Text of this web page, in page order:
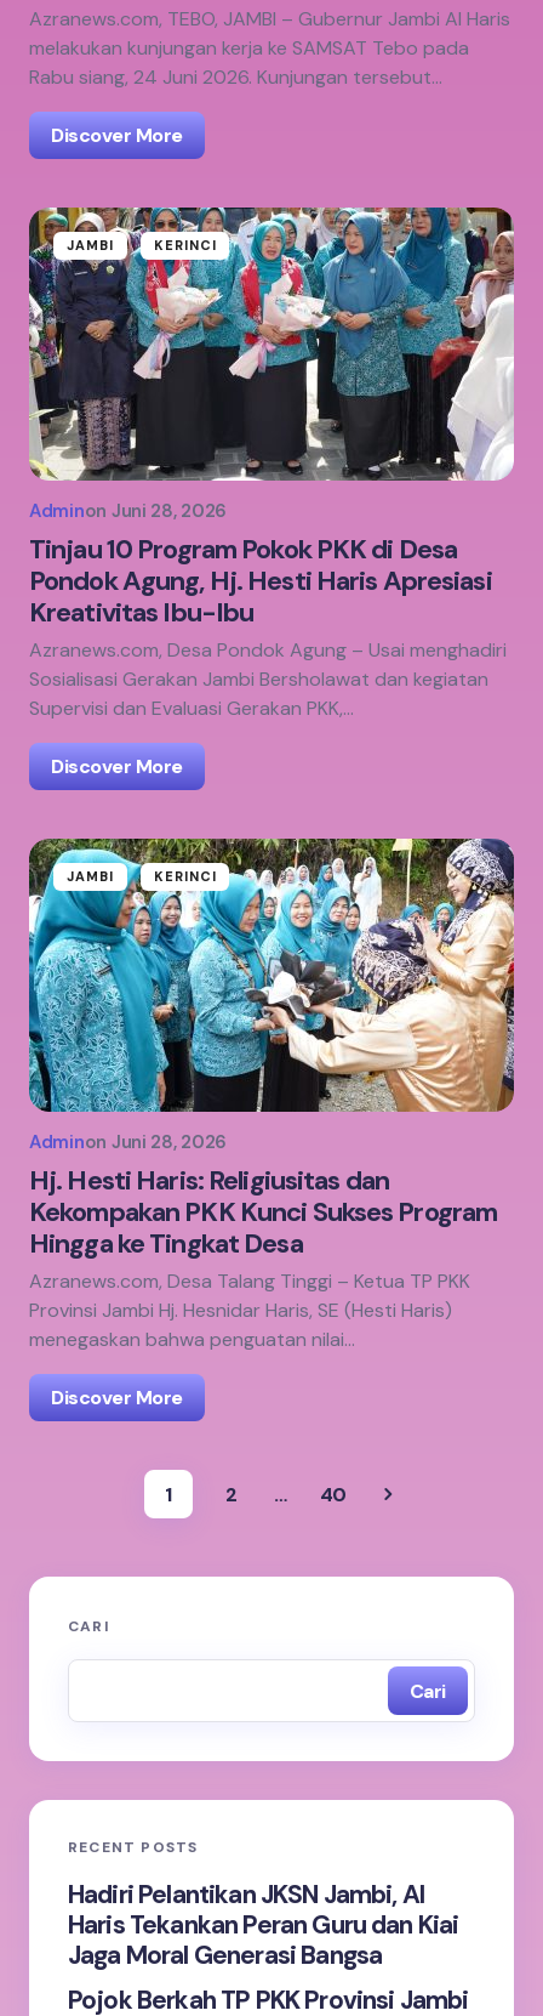
Azranews.com, TEBO, JAMBI – Gubernur Jambi Al Haris
melakukan kunjungan kerja ke SAMSAT Tebo pada
Rabu siang, 24 Juni 2026. Kunjungan tersebut…
Discover More
JAMBI KERINCI
Adminon Juni 28, 2026
Tinjau 10 Program Pokok PKK di Desa
Pondok Agung, Hj. Hesti Haris Apresiasi
Kreativitas Ibu-Ibu
Azranews.com, Desa Pondok Agung – Usai menghadiri
Sosialisasi Gerakan Jambi Bersholawat dan kegiatan
Supervisi dan Evaluasi Gerakan PKK,…
Discover More
JAMBI KERINCI
Adminon Juni 28, 2026
Hj. Hesti Haris: Religiusitas dan
Kekompakan PKK Kunci Sukses Program
Hingga ke Tingkat Desa
Azranews.com, Desa Talang Tinggi – Ketua TP PKK
Provinsi Jambi Hj. Hesnidar Haris, SE (Hesti Haris)
menegaskan bahwa penguatan nilai…
Discover More
1 2 … 40
CARI
Cari
RECENT POSTS
Hadiri Pelantikan JKSN Jambi, Al
Haris Tekankan Peran Guru dan Kiai
Jaga Moral Generasi Bangsa
Pojok Berkah TP PKK Provinsi Jambi